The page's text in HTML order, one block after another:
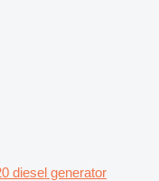
diesel generator